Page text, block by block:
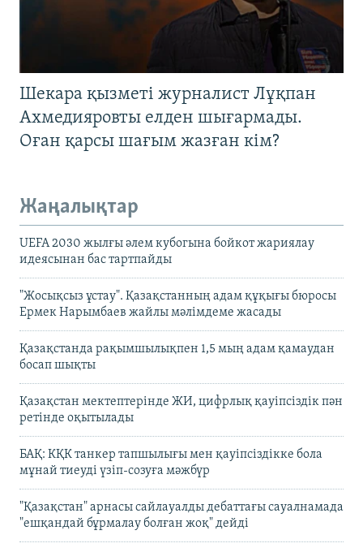
Шекара қызметі журналист Лұқпан
Ахмедияровты елден шығармады.
Оған қарсы шағым жазған кім?
Жаңалықтар
UEFA 2030 жылғы әлем кубогына бойкот жариялау
идеясынан бас тартпайды
"Жосықсыз ұстау". Қазақстанның адам құқығы бюросы
Ермек Нарымбаев жайлы мәлімдеме жасады
Қазақстанда рақымшылықпен 1,5 мың адам қамаудан
босап шықты
Қазақстан мектептерінде ЖИ, цифрлық қауіпсіздік пән
ретінде оқытылады
БАҚ: КҚК танкер тапшылығы мен қауіпсіздікке бола
мұнай тиеуді үзіп-созуға мәжбүр
"Қазақстан" арнасы сайлауалды дебаттағы сауалнамада
"ешқандай бұрмалау болған жоқ" дейді